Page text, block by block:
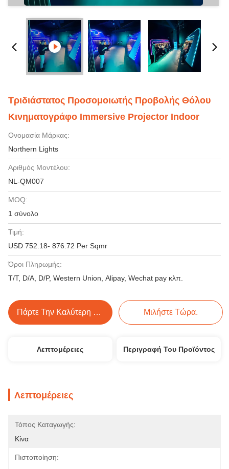
Τριδιάστατος Προσομοιωτής Προβολής Θόλου
Κινηματογράφο Immersive Projector Indoor
Ονομασία Μάρκας:
Northern Lights
Αριθμός Μοντέλου:
NL-QM007
MOQ:
1 σύνολο
Τιμή:
USD 752.18- 876.72 Per Sqmr
Όροι Πληρωμής:
T/T, D/A, D/P, Western Union, Alipay, Wechat pay κλπ.
Πάρτε Την Καλύτερη Τιμή Μιλήστε Τώρα.
Λεπτομέρειες Περιγραφή Του Προϊόντος
Λεπτομέρειες
Τόπος Καταγωγής:
Κίνα
Πιστοποίηση: